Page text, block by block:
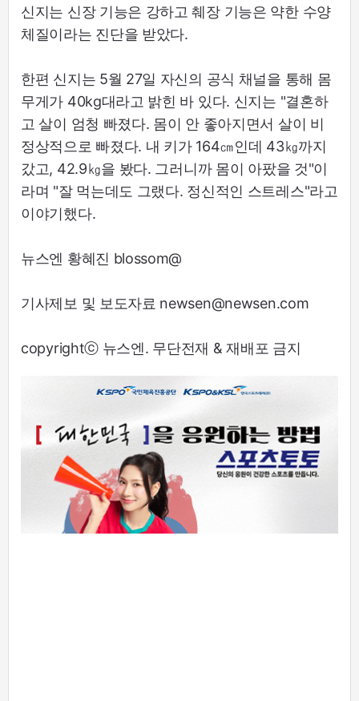
신지는 신장 기능은 강하고 췌장 기능은 약한 수양
체질이라는 진단을 받았다.
한편 신지는 5월 27일 자신의 공식 채널을 통해 몸
무게가 40kg대라고 밝힌 바 있다. 신지는 "결혼하
고 살이 엄청 빠졌다. 몸이 안 좋아지면서 살이 비
정상적으로 빠졌다. 내 키가 164㎝인데 43㎏까지
갔고, 42.9㎏을 봤다. 그러니까 몸이 아팠을 것"이
라며 "잘 먹는데도 그랬다. 정신적인 스트레스"라고
이야기했다.
뉴스엔 황혜진 blossom@
기사제보 및 보도자료 newsen@newsen.com
copyrightⓒ 뉴스엔. 무단전재 & 재배포 금지